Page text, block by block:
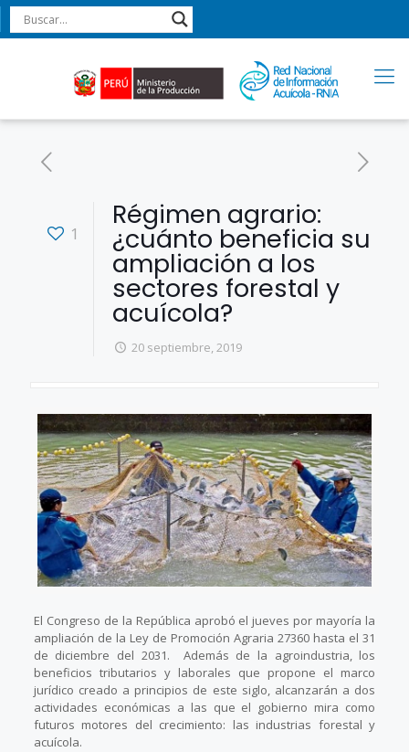
1
Régimen agrario:
¿cuánto beneficia su
ampliación a los
sectores forestal y
acuícola?
20 septiembre, 2019
El Congreso de la República aprobó el jueves por mayoría la
ampliación de la Ley de Promoción Agraria 27360 hasta el 31
de diciembre del 2031. Además de la agroindustria, los
beneficios tributarios y laborales que propone el marco
jurídico creado a principios de este siglo, alcanzarán a dos
actividades económicas a las que el gobierno mira como
futuros motores del crecimiento: las industrias forestal y
acuícola.